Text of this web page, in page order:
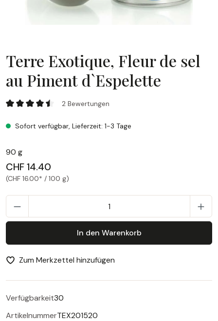
Terre Exotique, Fleur de sel
au Piment d`Espelette
Terre Exotique, Fleur de sel au Piment d`Espelette
2 Bewertungen
Sofort verfügbar, Lieferzeit: 1-3 Tage
90 g
CHF 14.40
(CHF 16.00* / 100 g)
In den Warenkorb
Zum Merkzettel hinzufügen
Verfügbarkeit30
ArtikelnummerTEX201520